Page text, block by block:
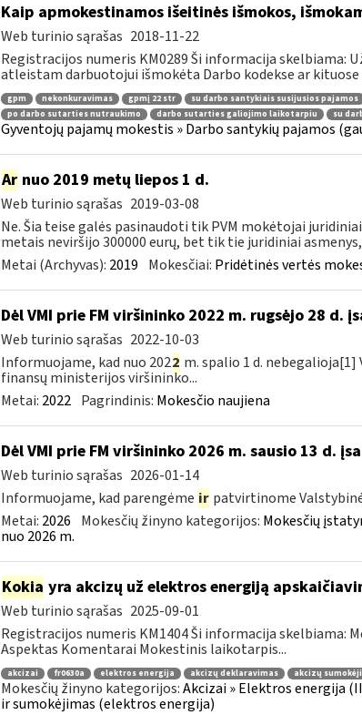
Kaip apmokestinamos išeitinės išmokos,
Web turinio sąrašas 2018-11-22
Registracijos numeris KM0289 Ši informacija skelbiama:
atleistam darbuotojui išmokėta Darbo kodekse ar
gpm nekonkuravimas gpmį 22 str su darbo santykiais susijusios pajamos
po darbo sutarties nutraukimo
darbo sutarties galiojimo laikotarpiu su
Gyventojų pajamų mokestis » Darbo santykių pajamos
Arnuo 2019 metų liepos 1 d.
Web turinio sąrašas 2019-03-08
Ne. Šia teise galės pasinaudoti tik PVM mokėtojai
metais neviršijo 300000 eurų, bet tik tie juridiniai
Metai (Archyvas): 2019 Mokesčiai: Pridėtinės vertės
Dėl VMI prie FM viršininko 2022 m. rugsėjo 28 d.
Web turinio sąrašas 2022-10-03
Informuojame, kad nuo 2022 m. spalio 1 d.
finansų ministerijos viršininko...
Metai: 2022 Pagrindinis: Mokesčio naujiena
Dėl VMI prie FM viršininko 2026 m. sausio 13 d.
Web turinio sąrašas 2026-01-14
Informuojame, kad parengėme ir patvirtinome
Metai: 2026 Mokesčių žinyno kategorijos: Mokesčių
nuo 2026 m.
Kokia yra akcizų už elektros energiją
Web turinio sąrašas 2025-09-01
Registracijos numeris KM1404 Ši informacija skelbiama:
Aspektas Komentarai Mokestinis laikotarpis...
akcizai fr0630a elektros energija akcizų deklaravimas akcizų
Mokesčių žinyno kategorijos:Akcizai » Elektros energija
ir sumokėjimas (elektros energija)